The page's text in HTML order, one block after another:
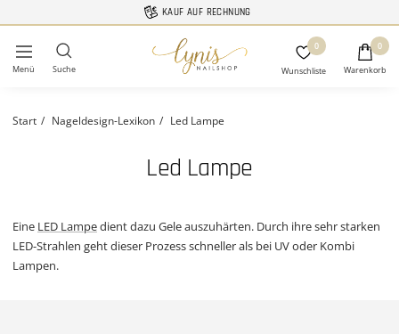
zum
Inhalt
KAUF AUF RECHNUNG
Navigation
Lynis-
Nailshop
0 0
Start Nageldesign-Lexikon Led Lampe
Led Lampe
Eine LED Lampedient dazu Gele auszuhärten. Durch ihre sehr starken
LED-Strahlen geht dieser Prozess schneller als bei UV oder Kombi
Lampen.